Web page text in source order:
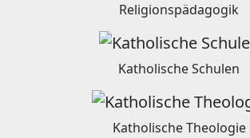
Religionspädagogik
Katholische Schulen
Katholische Theologie